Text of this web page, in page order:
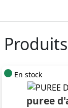
En stock
puree